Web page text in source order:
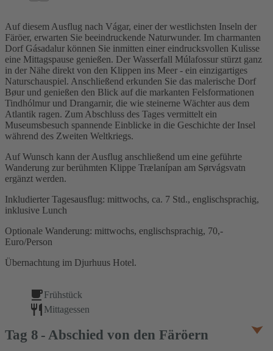
Auf diesem Ausflug nach Vágar, einer der westlichsten Inseln der
Färöer, erwarten Sie beeindruckende Naturwunder. Im charmanten
Dorf Gásadalur können Sie inmitten einer eindrucksvollen Kulisse
eine Mittagspause genießen. Der Wasserfall Múlafossur stürzt ganz
in der Nähe direkt von den Klippen ins Meer - ein einzigartiges
Naturschauspiel. Anschließend erkunden Sie das malerische Dorf
Bøur und genießen den Blick auf die markanten Felsformationen
Tindhólmur und Drangarnir, die wie steinerne Wächter aus dem
Atlantik ragen. Zum Abschluss des Tages vermittelt ein
Museumsbesuch spannende Einblicke in die Geschichte der Insel
während des Zweiten Weltkriegs.
Auf Wunsch kann der Ausflug anschließend um eine geführte
Wanderung zur berühmten Klippe Trælanípan am Sørvágsvatn
ergänzt werden.
Inkludierter Tagesausflug: mittwochs, ca. 7 Std., englischsprachig,
inklusive Lunch
Optionale Wanderung: mittwochs, englischsprachig, 70,-
Euro/Person
Übernachtung im Djurhuus Hotel.
Frühstück
Mittagessen
Tag 8 Abschied von den Färöern